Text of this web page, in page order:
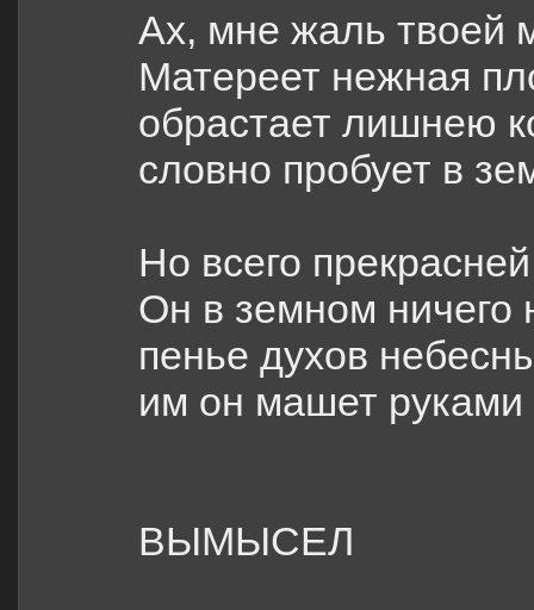
Ах, мне жаль твоей
Матереет нежная
обрастает лишнею
словно пробует в
Но всего
Он в земном ничего
пенье духов
им он машет руками
ВЫМЫСЕЛ